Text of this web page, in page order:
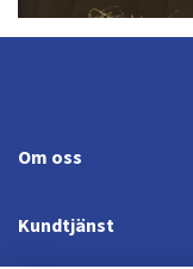
Om oss
Kundtjänst